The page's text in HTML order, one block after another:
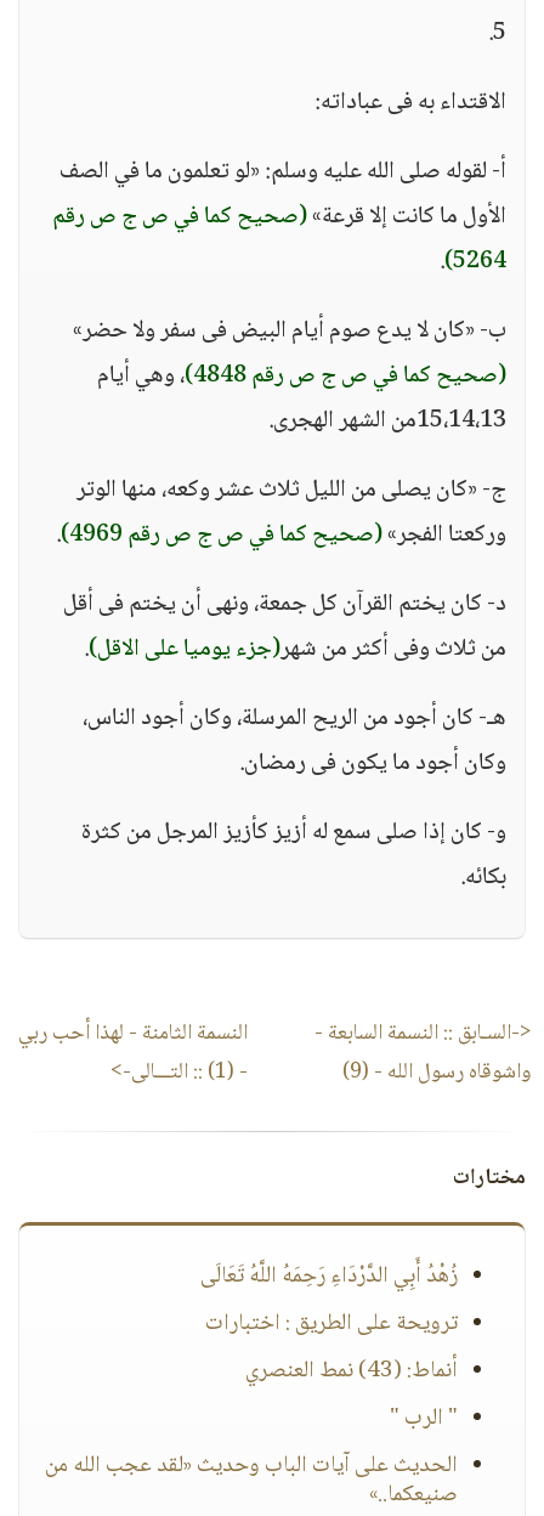
5.
الاقتداء به فى عباداته:
أ- لقوله صلى الله عليه وسلم: «لو تعلمون ما في الصف
الأول ما كانت إلا قرعة»(صحيح كما في ص ج ص رقم
5264)
.
ب- «كان لا يدع صوم أيام البيض فى سفر ولا حضر»
(صحيح كما في ص ج ص رقم 4848)
، وهي أيام
15،14،13من الشهر الهجرى.
ج- «كان يصلى من الليل ثلاث عشر وكعه، منها الوتر
وركعتا الفجر»(صحيح كما في ص ج ص رقم 4969)
.
د- كان يختم القرآن كل جمعة، ونهى أن يختم فى أقل
من ثلاث وفى أكثر من شهر(جزء يوميا على الاقل).
هـ- كان أجود من الريح المرسلة، وكان أجود الناس،
وكان أجود ما يكون فى رمضان.
و- كان إذا صلى سمع له أزيز كأزيز المرجل من كثرة
بكائه.
<-السـابق ::النسمة السابعة -
واشوقاه رسول الله - (9)
النسمة الثامنة - لهذا أحب ربي
- (1)
:: التـــالى->
مختارات
زُهْدُ أَبِي الدَّرْدَاءِ رَحِمَهُ اللَّهُ تَعَالَى
ترويحة على الطريق : اختبارات
أنماط: (43) نمط العنصري
" الرب "
الحديث على آيات الباب وحديث «لقد عجب الله من
صنيعكما..»